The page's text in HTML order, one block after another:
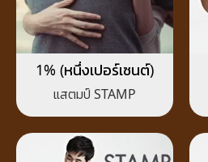
1% (หนึ่งเปอร์เซนต์)
แสตมป์ STAMP